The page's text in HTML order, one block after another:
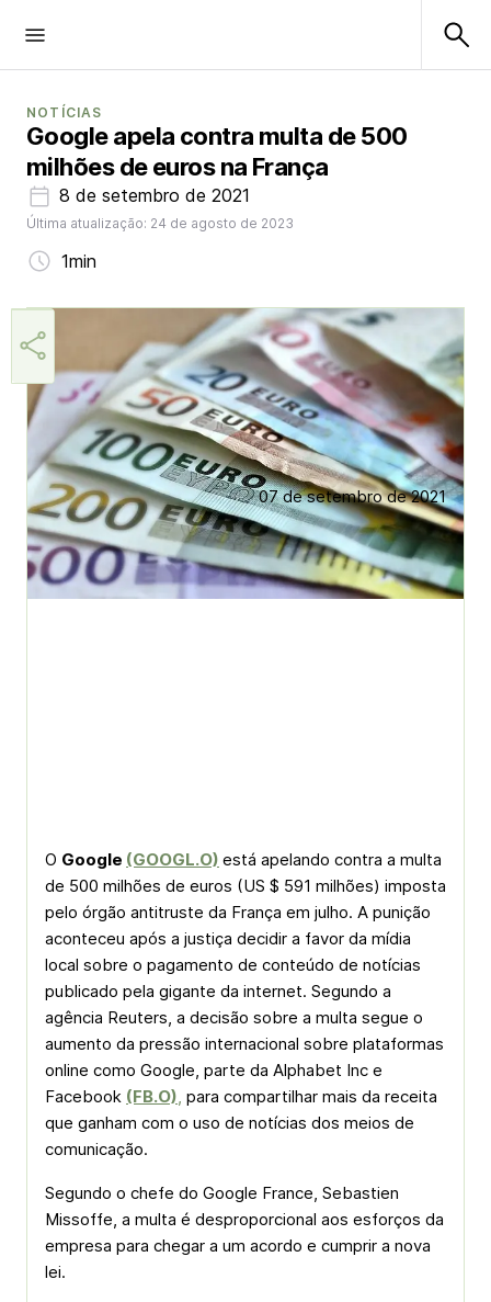
NOTÍCIAS
Google apela contra multa de 500
milhões de euros na França
8 de setembro de 2021
Última atualização: 24 de agosto de 2023
1min
Márcia Miranda
07 de setembro de 2021
O Google (GOOGL.O) está apelando contra a multa
de 500 milhões de euros (US $ 591 milhões) imposta
pelo órgão antitruste da França em julho. A punição
aconteceu após a justiça decidir a favor da mídia
local sobre o pagamento de conteúdo de notícias
publicado pela gigante da internet. Segundo a
agência Reuters, a decisão sobre a multa segue o
aumento da pressão internacional sobre plataformas
online como Google, parte da Alphabet Inc e
Facebook (FB.O), para compartilhar mais da receita
que ganham com o uso de notícias dos meios de
comunicação.
Segundo o chefe do Google France, Sebastien
Missoffe, a multa é desproporcional aos esforços da
empresa para chegar a um acordo e cumprir a nova
lei.